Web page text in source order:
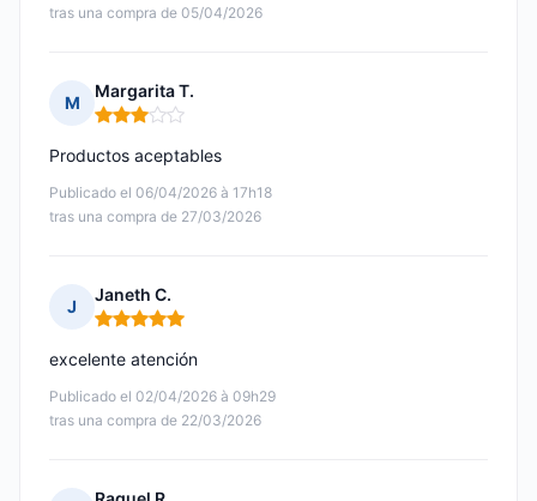
tras una compra de 05/04/2026
M
Margarita T.
Nota: 3 de 5
Publicado el 06/04/2026 à 17h18
tras una compra de 27/03/2026
Productos aceptables
J
Janeth C.
Nota: 5 de 5
Publicado el 02/04/2026 à 09h29
tras una compra de 22/03/2026
excelente atención